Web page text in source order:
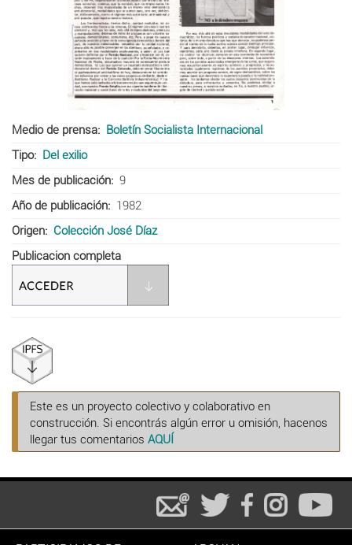
Medio de prensa
Boletín Socialista Internacional
Tipo
Del exilio
Mes de publicación
9
Año de publicación
1982
Origen
Colección José Díaz
Publicacion completa
Este es un proyecto colectivo y colaborativo en
construcción. Si encontrás algún error u omisión, hacenos
llegar tus comentarios AQUÍ